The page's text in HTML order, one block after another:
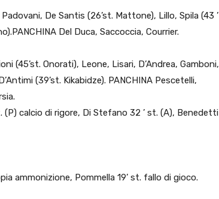
De Santis (26’st. Mattone), Lillo, Spila (43 ’
Del Duca, Saccoccia, Courrier.
(45’st. Onorati), Leone, Lisari, D’Andrea, Gamboni,
(39’st. Kikabidze). PANCHINA Pescetelli,
(P) calcio di rigore, Di Stefano 32 ’ st. (A), Benedetti
ammonizione, Pommella 19’ st. fallo di gioco.